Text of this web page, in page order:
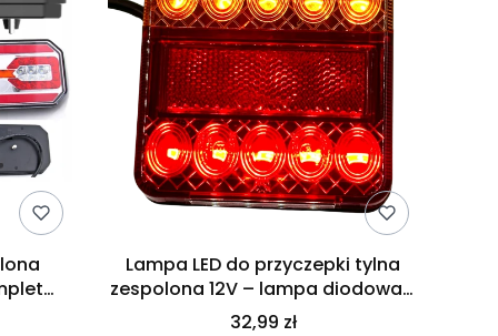
Lampa LED do przyczepki tylna
zespolona 12V – lampa diodowa z
przewodem do przyczepy
32,99 zł